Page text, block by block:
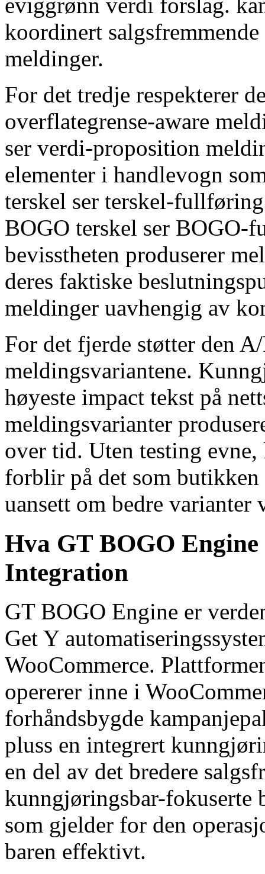
koordinert
meldinger.
For det tredje respekterer
overflategrense-aware
ser verdi-proposition
elementer i handlevogn
terskel ser terskel-
BOGO terskel ser BOGO-
bevisstheten produserer
deres faktiske
meldinger uavhengig av
For det fjerde støtter den
meldingsvariantene.
høyeste impact tekst på
meldingsvarianter
over tid. Uten testing
forblir på det som
uansett om bedre
Hva GT BOGO
Integration
GT BOGO Engine er
Get Y
WooCommerce.
opererer inne i
forhåndsbygde
pluss en integrert
en del av det bredere
kunngjøringsbar-fokuserte
som gjelder for den
baren effektivt.